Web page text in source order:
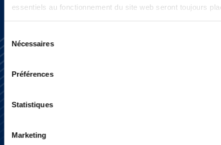
essentiels au fonctionnement du site web seront toujours
du
consentement
Nécessaires
Préférences
Statistiques
Marketing
S’abonner
YouTube